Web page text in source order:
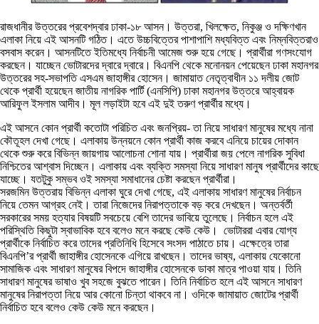
রাজধানীর উত্তরের প্রবেশদ্বার ঢাকা-১৮ আসন। উত্তরা, খিলক্ষেত, নিকুঞ্জ ও দক্ষিণখান
এলাকা নিয়ে এই আসনটি গঠিত। এতে উচ্চবিত্তের পাশাপাশি মধ্যবিত্ত এবং নিম্নবিত্তরাও
বসবাস করেন। আসনটিতে ইতিমধ্যে নির্বাচনী আমেজ শুরু হয়ে গেছে। প্রার্থীরা গণসংযোগ
করছেন। যাচ্ছেন ভোটারদের দ্বারে দ্বারে। বিএনপি থেকে মনোনয়ন পেয়েছেন ঢাকা মহানগর
উত্তরের সহ-সভাপতি এসএম জাহাঙ্গীর হোসেন। জামায়াত নেতৃত্বাধীন ১১ দলীয় জোট
থেকে প্রার্থী হয়েছেন জাতীয় নাগরিক পার্টি (এনসিপি) ঢাকা মহানগর উত্তরে আহ্বায়ক
আরিফুল ইসলাম আদীব। মূল লড়াইটা হবে এই দুই তরুণ প্রার্থীর মধ্যে।
এই আসনে কোন প্রার্থী কতোটা পরিচিত এবং জনপ্রিয়- তা নিয়ে সাধারণ মানুষের মধ্যে নানা
কৌতূহল দেখা গেছে। এলাকায় উন্নয়নে কোন প্রার্থী কাজ করবে এনিয়ে চায়ের দোকান
থেকে শুরু করে বিভিন্ন জায়গায় আলোচনা শোনা যায়। প্রার্থীরা জয় পেলে নাগরিক সুবিধা
নিশ্চিতের আশ্বাস দিচ্ছেন। এলাকায় এবং ব্যক্তি সমস্যা নিয়ে সাধারণ মানুষ প্রার্থীদের কাছে
যাচ্ছে। যতটুকু সম্ভব ওই সমস্যা সমাধানের চেষ্টা করছেন প্রার্থীরা।
সরজমিন উত্তরায় বিভিন্ন এলাকা ঘুরে দেখা গেছে, এই এলাকায় সাধারণ মানুষের নির্বাচন
নিয়ে তেমন আগ্রহ নেই। তারা নিজেদের নিরাপত্তাকে বড় করে দেখছেন। অন্তর্বর্তী
সরকারের সময় হত্যার বিষয়টি সবচেয়ে বেশি তাদের ভাবিয়ে তুলেছে। নির্বাচন হলে এই
পরিস্থিতি কিছুটা স্বাভাবিক হবে বলেও মনে করছে কেউ কেউ। ভোটাররা এবার যোগ্য
প্রার্থীকে নির্বাচিত করে তাদের প্রতিনিধি হিসেবে সংসদ পাঠাতে চায়। এক্ষেত্রে তারা
বিএনপি’র প্রার্থী জাহাঙ্গীর হোসেনকে এগিয়ে রাখছেন। তাদের ভাষ্য, এলাকায় যেকোনো
সামাজিক এবং সাধারণ মানুষের বিপদে জাহাঙ্গীর হোসেনকে ডাকা মাত্র পাওয়া যায়। তিনি
সাধারণ মানুষের ভাষাও খুব সহজে বুঝতে পারেন। তিনি নির্বাচিত হলে এই আসনে সাধারণ
মানুষের নিরাপত্তা নিয়ে আর কোনো চিন্তা থাকবে না। ওদিকে জামায়াত জোটের প্রার্থী
নির্বাচিত হবে বলেও কেউ কেউ মনে করছেন।